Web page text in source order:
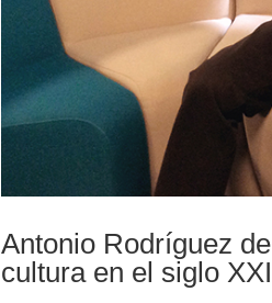
Antonio Rodríguez
cultura en el siglo XXI